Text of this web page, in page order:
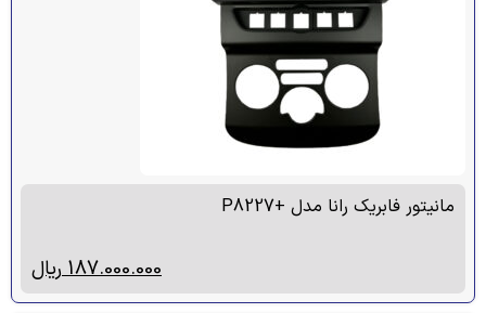
مانیتور فابریک رانا مدل +P8227
187.000.000 ریال